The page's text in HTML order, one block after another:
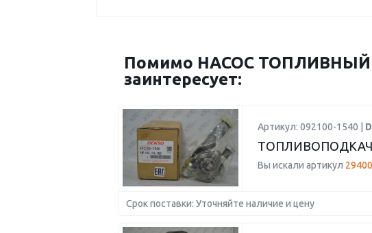
Помимо НАСОС ТОПЛИВНЫЙ
заинтересует:
Артикул: 092100-1540 |
Вы искали артикул
Срок поставки: Уточняйте наличие и цену